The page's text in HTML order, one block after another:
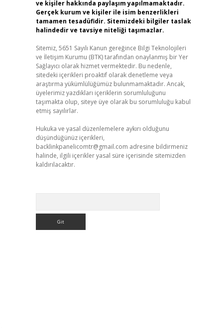
ve kişiler hakkında paylaşım yapılmamaktadır.
Gerçek kurum ve kişiler ile isim benzerlikleri
tamamen tesadüfidir. Sitemizdeki bilgiler taslak
halindedir ve tavsiye niteliği taşımazlar.
Sitemiz, 5651 Sayılı Kanun gereğince Bilgi Teknolojileri
ve İletişim Kurumu (BTK) tarafından onaylanmış bir Yer
Sağlayıcı olarak hizmet vermektedir. Bu nedenle,
sitedeki içerikleri proaktif olarak denetleme veya
araştırma yükümlülüğümüz bulunmamaktadır. Ancak,
üyelerimiz yazdıkları içeriklerin sorumluluğunu
taşımakta olup, siteye üye olarak bu sorumluluğu kabul
etmiş sayılırlar.
Hukuka ve yasal düzenlemelere aykırı olduğunu
düşündüğünüz içerikleri,
backlinkpanelicomtr@gmail.com adresine bildirmeniz
halinde, ilgili içerikler yasal süre içerisinde sitemizden
kaldırılacaktır.